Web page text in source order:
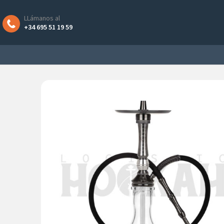
LLámanos al
+34 695 51 19 59